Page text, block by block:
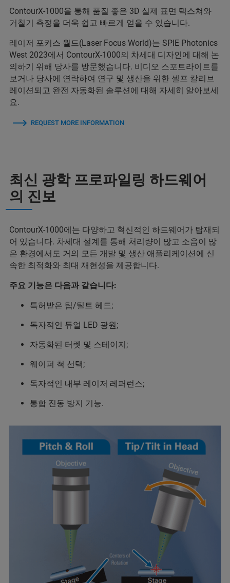
ContourX-1000을 통해 품질 좋은 3D 실제 표면 텍스쳐와
거칠기 측정을 더욱 쉽고 빠르게 얻을 수 있습니다.
레이저 포커스 월드(Laser Focus World)는 SPIE Photonics
West 2023에서 ContourX-1000의 차세대 디자인에 대해 논
의하기 위해 당사를 방문했습니다. 비디오 스포트라이트를
보거나 당사에 연락하여 연구 및 생산을 위한 셀프 칼리브
레이션되고 완전 자동화된 솔루션에 대해 자세히 알아보세
요.
REQUEST MORE INFORMATION
최신 광학 프로파일링 하드웨어
의 진보
ContourX-1000에는 다양하고 혁신적인 하드웨어가 탑재되
어 있습니다. 차세대 설계를 통해 처리량이 많고 소음이 많
은 환경에서도 거의 모든 개발 및 생산 애플리케이션에 신
속한 최적화와 최대 재현성을 제공합니다.
주요 기능은 다음과 같습니다:
특허받은 팁/틸트 헤드;
독자적인 듀얼 LED 광원;
자동화된 터렛 및 스테이지;
웨이퍼 척 선택;
독자적인 내부 레이저 레퍼런스;
통합 진동 방지 기능.